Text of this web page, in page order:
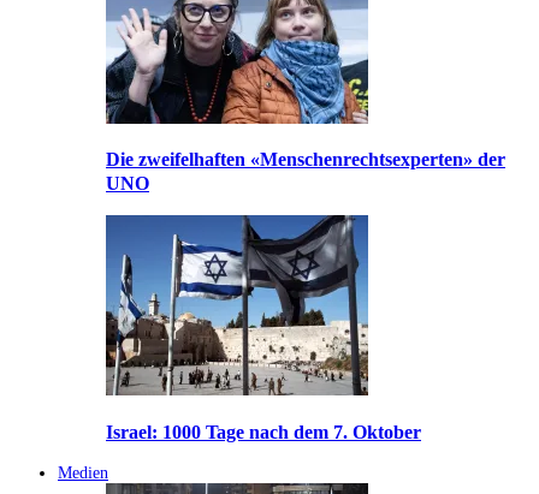
Die zweifelhaften «Menschenrechtsexperten» der
UNO
Israel: 1000 Tage nach dem 7. Oktober
Medien